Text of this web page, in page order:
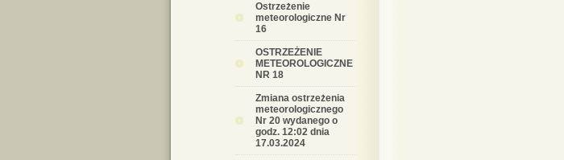
Ostrzeżenie
meteorologiczne Nr
16
OSTRZEŻENIE
METEOROLOGICZNE
NR 18
Zmiana ostrzeżenia
meteorologicznego
Nr 20 wydanego o
godz. 12:02 dnia
17.03.2024